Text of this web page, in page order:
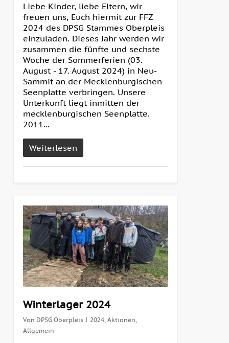
Liebe Kinder, liebe Eltern, wir
freuen uns, Euch hiermit zur FFZ
2024 des DPSG Stammes Oberpleis
einzuladen. Dieses Jahr werden wir
zusammen die fünfte und sechste
Woche der Sommerferien (03.
August - 17. August 2024) in Neu-
Sammit an der Mecklenburgischen
Seenplatte verbringen. Unsere
Unterkunft liegt inmitten der
mecklenburgischen Seenplatte.
2011...
Weiterlesen
Winterlager 2024
Von DPSG Oberpleis 2024, Aktionen,
Allgemein
0